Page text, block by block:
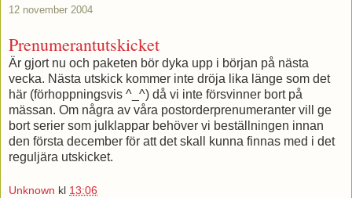
12 november 2004
Prenumerantutskicket
Är gjort nu och paketen bör dyka upp i början på nästa
vecka. Nästa utskick kommer inte dröja lika länge som det
här (förhoppningsvis ^_^) då vi inte försvinner bort på
mässan. Om några av våra postorderprenumeranter vill ge
bort serier som julklappar behöver vi beställningen innan
den första december för att det skall kunna finnas med i det
reguljära utskicket.
Unknown kl 13:06